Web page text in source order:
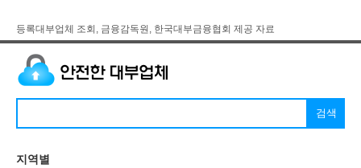
등록대부업체 조회, 금융감독원, 한국대부금융협회 제공 자료
지역별